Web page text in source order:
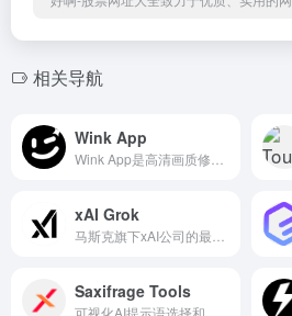
相关导航
Wink App
xAI Grok
Saxifrage Tools